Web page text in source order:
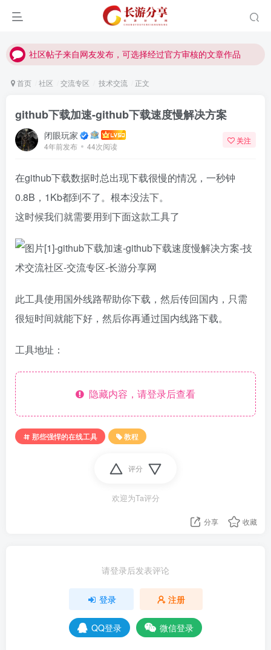
社区帖子来自网友发布，可选择经过官方审核的文章作品
社区帖子来自网友发布，可选择经过官方审核的文章作品
首页 社区 交流专区 技术交流 正文
github下载加速-github下载速度慢解决方案
闭眼玩家
4年前发布 44次阅读
关注
在github下载数据时总出现下载很慢的情况，一秒钟
0.8B，1Kb都到不了。根本没法下。
这时候我们就需要用到下面这款工具了
此工具使用国外线路帮助你下载，然后传回国内，只需
很短时间就能下好，然后你再通过国内线路下载。
工具地址：
隐藏内容，请登录后查看
那些强悍的在线工具 教程
评分
欢迎为Ta评分
分享 收藏
请登录后发表评论
登录 注册
QQ登录 微信登录